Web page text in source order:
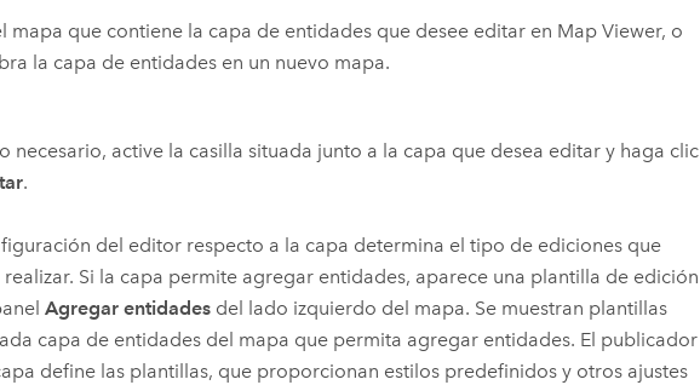
mapa que contiene la capa de entidades que desee editar en Map Viewer, o
la capa de entidades en un nuevo mapa.
necesario, active la casilla situada junto a la capa que desea editar y haga clic
.
del editor respecto a la capa determina el tipo de ediciones que
Si la capa permite agregar entidades, aparece una plantilla de edición
Agregar entidades del lado izquierdo del mapa. Se muestran plantillas
capa de entidades del mapa que permita agregar entidades. El publicador
define las plantillas, que proporcionan estilos predefinidos y otros ajustes